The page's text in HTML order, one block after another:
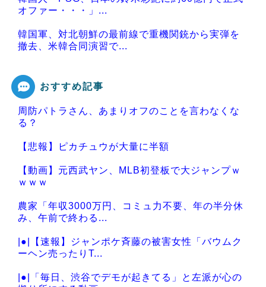
オファー・・・」...
韓国軍、対北朝鮮の最前線で重機関銃から実弾を
撤去、米韓合同演習で...
Powered by livedoor 相互RSS
おすすめ記事
周防パトラさん、あまりオフのことを言わなくな
る？
【悲報】ピカチュウが大量に半額
【動画】元西武ヤン、MLB初登板で大ジャンプｗ
ｗｗｗ
農家「年収3000万円、コミュ力不要、年の半分休
み、午前で終わる...
|●|【速報】ジャンポケ斉藤の被害女性「バウムク
ーヘン売ったりT...
|●|「毎日、渋谷でデモが起きてる」と左派が心の